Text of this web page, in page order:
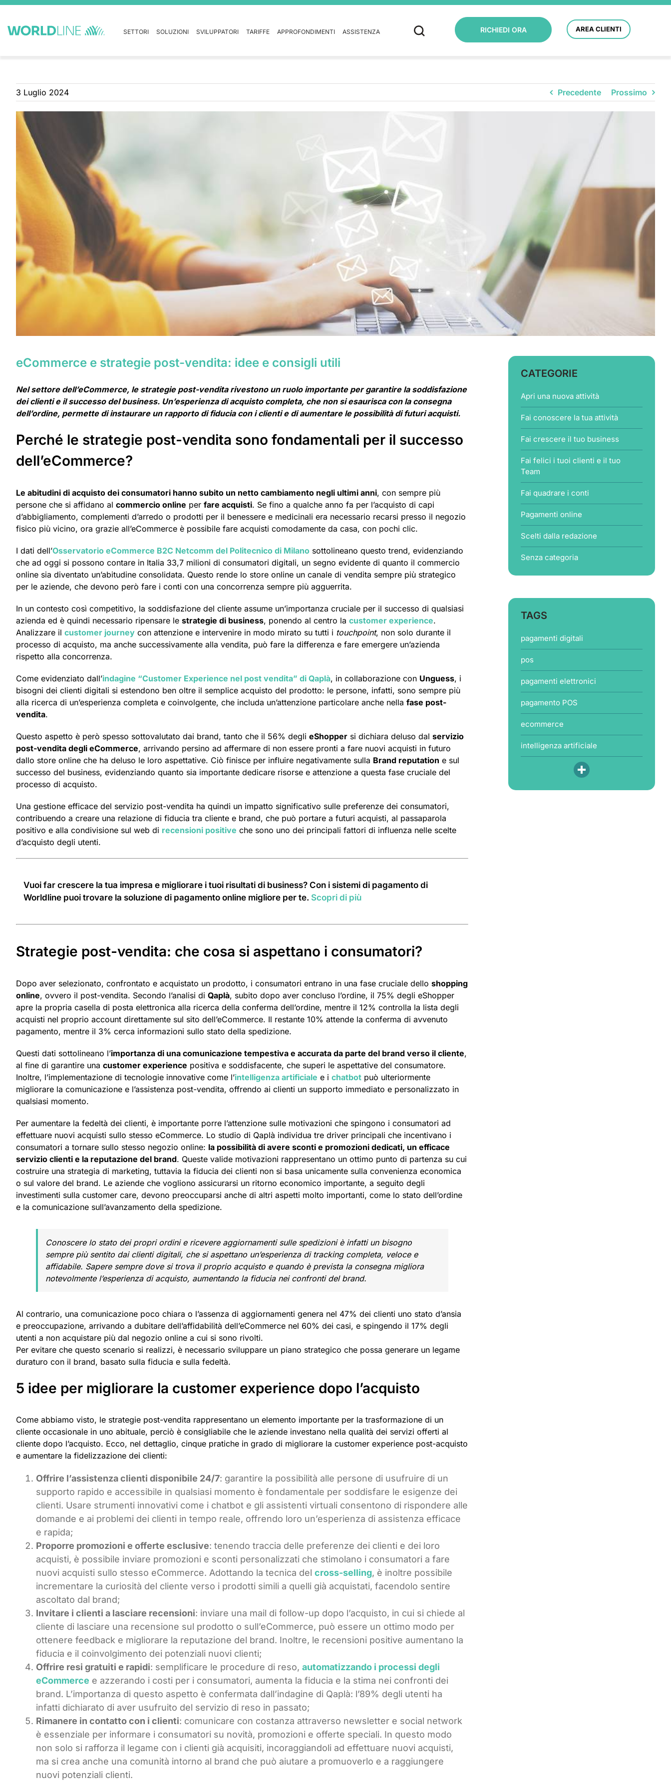
SETTORI SOLUZIONI SVILUPPATORI TARIFFE APPROFONDIMENTI ASSISTENZA RICHIEDI ORA AREA CLIENTI
3 Luglio 2024 Precedente Prossimo
eCommerce e strategie post-vendita: idee e consigli utili
Nel settore dell’eCommerce, le strategie post-vendita rivestono un ruolo importante per garantire la soddisfazione
dei clienti e il successo del business. Un’esperienza di acquisto completa, che non si esaurisca con la consegna
dell’ordine, permette di instaurare un rapporto di fiducia con i clienti e di aumentare le possibilità di futuri acquisti.
Perché le strategie post-vendita sono fondamentali per il successo
dell’eCommerce?
Le abitudini di acquisto dei consumatori hanno subito un netto cambiamento negli ultimi anni, con sempre più
persone che si affidano al commercio online per fare acquisti. Se fino a qualche anno fa per l’acquisto di capi
d’abbigliamento, complementi d’arredo o prodotti per il benessere e medicinali era necessario recarsi presso il negozio
fisico più vicino, ora grazie all’eCommerce è possibile fare acquisti comodamente da casa, con pochi clic.
I dati dell’Osservatorio eCommerce B2C Netcomm del Politecnico di Milano sottolineano questo trend, evidenziando
che ad oggi si possono contare in Italia 33,7 milioni di consumatori digitali, un segno evidente di quanto il commercio
online sia diventato un’abitudine consolidata. Questo rende lo store online un canale di vendita sempre più strategico
per le aziende, che devono però fare i conti con una concorrenza sempre più agguerrita.
In un contesto così competitivo, la soddisfazione del cliente assume un’importanza cruciale per il successo di qualsiasi
azienda ed è quindi necessario ripensare le strategie di business, ponendo al centro la customer experience.
Analizzare il customer journey con attenzione e intervenire in modo mirato su tutti i touchpoint, non solo durante il
processo di acquisto, ma anche successivamente alla vendita, può fare la differenza e fare emergere un’azienda
rispetto alla concorrenza.
Come evidenziato dall’indagine “Customer Experience nel post vendita” di Qaplà, in collaborazione con Unguess, i
bisogni dei clienti digitali si estendono ben oltre il semplice acquisto del prodotto: le persone, infatti, sono sempre più
alla ricerca di un’esperienza completa e coinvolgente, che includa un’attenzione particolare anche nella fase post-
vendita.
Questo aspetto è però spesso sottovalutato dai brand, tanto che il 56% degli eShopper si dichiara deluso dal servizio
post-vendita degli eCommerce, arrivando persino ad affermare di non essere pronti a fare nuovi acquisti in futuro
dallo store online che ha deluso le loro aspettative. Ciò finisce per influire negativamente sulla Brand reputation e sul
successo del business, evidenziando quanto sia importante dedicare risorse e attenzione a questa fase cruciale del
processo di acquisto.
Una gestione efficace del servizio post-vendita ha quindi un impatto significativo sulle preferenze dei consumatori,
contribuendo a creare una relazione di fiducia tra cliente e brand, che può portare a futuri acquisti, al passaparola
positivo e alla condivisione sul web di recensioni positive che sono uno dei principali fattori di influenza nelle scelte
d’acquisto degli utenti.
Vuoi far crescere la tua impresa e migliorare i tuoi risultati di business? Con i sistemi di pagamento di
Worldline puoi trovare la soluzione di pagamento online migliore per te. Scopri di più
Strategie post-vendita: che cosa si aspettano i consumatori?
Dopo aver selezionato, confrontato e acquistato un prodotto, i consumatori entrano in una fase cruciale dello shopping
online, ovvero il post-vendita. Secondo l’analisi di Qaplà, subito dopo aver concluso l’ordine, il 75% degli eShopper
apre la propria casella di posta elettronica alla ricerca della conferma dell’ordine, mentre il 12% controlla la lista degli
acquisti nel proprio account direttamente sul sito dell’eCommerce. Il restante 10% attende la conferma di avvenuto
pagamento, mentre il 3% cerca informazioni sullo stato della spedizione.
Questi dati sottolineano l’importanza di una comunicazione tempestiva e accurata da parte del brand verso il cliente,
al fine di garantire una customer experience positiva e soddisfacente, che superi le aspettative del consumatore.
Inoltre, l’implementazione di tecnologie innovative come l’intelligenza artificiale e i chatbot può ulteriormente
migliorare la comunicazione e l’assistenza post-vendita, offrendo ai clienti un supporto immediato e personalizzato in
qualsiasi momento.
Per aumentare la fedeltà dei clienti, è importante porre l’attenzione sulle motivazioni che spingono i consumatori ad
effettuare nuovi acquisti sullo stesso eCommerce. Lo studio di Qaplà individua tre driver principali che incentivano i
consumatori a tornare sullo stesso negozio online: la possibilità di avere sconti e promozioni dedicati, un efficace
servizio clienti e la reputazione del brand. Queste valide motivazioni rappresentano un ottimo punto di partenza su cui
costruire una strategia di marketing, tuttavia la fiducia dei clienti non si basa unicamente sulla convenienza economica
o sul valore del brand. Le aziende che vogliono assicurarsi un ritorno economico importante, a seguito degli
investimenti sulla customer care, devono preoccuparsi anche di altri aspetti molto importanti, come lo stato dell’ordine
e la comunicazione sull’avanzamento della spedizione.
Conoscere lo stato dei propri ordini e ricevere aggiornamenti sulle spedizioni è infatti un bisogno
sempre più sentito dai clienti digitali, che si aspettano un’esperienza di tracking completa, veloce e
affidabile. Sapere sempre dove si trova il proprio acquisto e quando è prevista la consegna migliora
notevolmente l’esperienza di acquisto, aumentando la fiducia nei confronti del brand.
Al contrario, una comunicazione poco chiara o l’assenza di aggiornamenti genera nel 47% dei clienti uno stato d’ansia
e preoccupazione, arrivando a dubitare dell’affidabilità dell’eCommerce nel 60% dei casi, e spingendo il 17% degli
utenti a non acquistare più dal negozio online a cui si sono rivolti.
Per evitare che questo scenario si realizzi, è necessario sviluppare un piano strategico che possa generare un legame
duraturo con il brand, basato sulla fiducia e sulla fedeltà.
5 idee per migliorare la customer experience dopo l’acquisto
Come abbiamo visto, le strategie post-vendita rappresentano un elemento importante per la trasformazione di un
cliente occasionale in uno abituale, perciò è consigliabile che le aziende investano nella qualità dei servizi offerti al
cliente dopo l’acquisto. Ecco, nel dettaglio, cinque pratiche in grado di migliorare la customer experience post-acquisto
e aumentare la fidelizzazione dei clienti:
Offrire l’assistenza clienti disponibile 24/7: garantire la possibilità alle persone di usufruire di un
supporto rapido e accessibile in qualsiasi momento è fondamentale per soddisfare le esigenze dei
clienti. Usare strumenti innovativi come i chatbot e gli assistenti virtuali consentono di rispondere alle
domande e ai problemi dei clienti in tempo reale, offrendo loro un’esperienza di assistenza efficace
e rapida;
Proporre promozioni e offerte esclusive: tenendo traccia delle preferenze dei clienti e dei loro
acquisti, è possibile inviare promozioni e sconti personalizzati che stimolano i consumatori a fare
nuovi acquisti sullo stesso eCommerce. Adottando la tecnica del cross-selling, è inoltre possibile
incrementare la curiosità del cliente verso i prodotti simili a quelli già acquistati, facendolo sentire
ascoltato dal brand;
Invitare i clienti a lasciare recensioni: inviare una mail di follow-up dopo l’acquisto, in cui si chiede al
cliente di lasciare una recensione sul prodotto o sull’eCommerce, può essere un ottimo modo per
ottenere feedback e migliorare la reputazione del brand. Inoltre, le recensioni positive aumentano la
fiducia e il coinvolgimento dei potenziali nuovi clienti;
Offrire resi gratuiti e rapidi: semplificare le procedure di reso, automatizzando i processi degli
eCommerce e azzerando i costi per i consumatori, aumenta la fiducia e la stima nei confronti dei
brand. L’importanza di questo aspetto è confermata dall’indagine di Qaplà: l’89% degli utenti ha
infatti dichiarato di aver usufruito del servizio di reso in passato;
Rimanere in contatto con i clienti: comunicare con costanza attraverso newsletter e social network
è essenziale per informare i consumatori su novità, promozioni e offerte speciali. In questo modo
non solo si rafforza il legame con i clienti già acquisiti, incoraggiandoli ad effettuare nuovi acquisti,
ma si crea anche una comunità intorno al brand che può aiutare a promuoverlo e a raggiungere
nuovi potenziali clienti.
CATEGORIE
Apri una nuova attività
Fai conoscere la tua attività
Fai crescere il tuo business
Fai felici i tuoi clienti e il tuo
Team
Fai quadrare i conti
Pagamenti online
Scelti dalla redazione
Senza categoria
TAGS
pagamenti digitali
pos
pagamenti elettronici
pagamento POS
ecommerce
intelligenza artificiale